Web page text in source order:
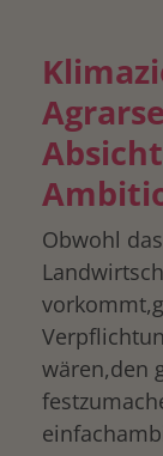
Obwohl
wären,den